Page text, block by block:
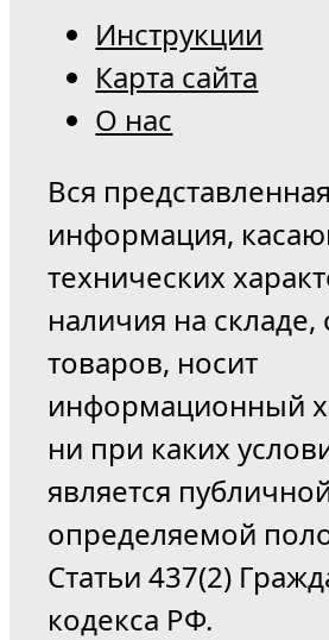
Инструкции
Карта сайта
О нас
Вся
информация,
технических
наличия на складе,
товаров, носит
информационный
ни при каких
является
определяемой
Статьи 437(2)
кодекса РФ.